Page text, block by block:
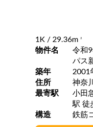
1K / 29.36m 2
物件名
令和
パス
築年
2001
住所
神奈
最寄駅
小田
構造
鉄筋